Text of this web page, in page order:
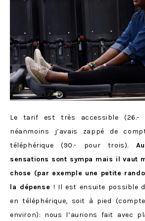
Le tarif est très accessible (26.-
néanmoins j’avais zappé de
téléphérique (90.- pour trois).
sensations sont sympa mais il vaut
chose (par exemple une petite
la dépense ! Il est ensuite possible
en téléphérique, soit à pied
environ): nous l’aurions fait avec